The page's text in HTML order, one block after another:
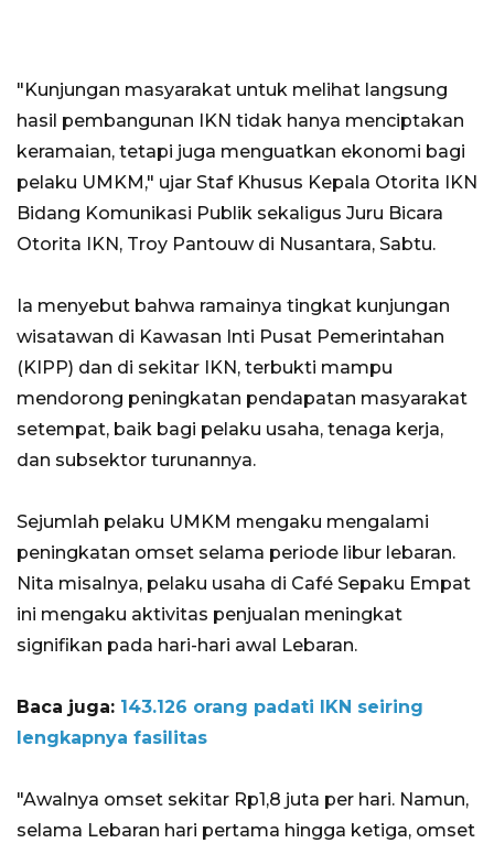
"Kunjungan masyarakat untuk melihat langsung
hasil pembangunan IKN tidak hanya menciptakan
keramaian, tetapi juga menguatkan ekonomi bagi
pelaku UMKM," ujar Staf Khusus Kepala Otorita IKN
Bidang Komunikasi Publik sekaligus Juru Bicara
Otorita IKN, Troy Pantouw di Nusantara, Sabtu.
Ia menyebut bahwa ramainya tingkat kunjungan
wisatawan di Kawasan Inti Pusat Pemerintahan
(KIPP) dan di sekitar IKN, terbukti mampu
mendorong peningkatan pendapatan masyarakat
setempat, baik bagi pelaku usaha, tenaga kerja,
dan subsektor turunannya.
Sejumlah pelaku UMKM mengaku mengalami
peningkatan omset selama periode libur lebaran.
Nita misalnya, pelaku usaha di Café Sepaku Empat
ini mengaku aktivitas penjualan meningkat
signifikan pada hari-hari awal Lebaran.
Baca juga: 143.126 orang padati IKN seiring
lengkapnya fasilitas
"Awalnya omset sekitar Rp1,8 juta per hari. Namun,
selama Lebaran hari pertama hingga ketiga, omset